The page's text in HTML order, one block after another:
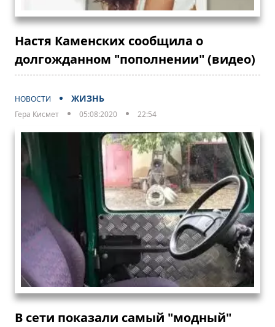
Настя Каменских сообщила о
долгожданном "пополнении" (видео)
НОВОСТИ ЖИЗНЬ
Гера Кисмет 05:08:2020 22:54
В сети показали самый "модный"